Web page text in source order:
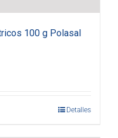
100 g Polasal
Detalles